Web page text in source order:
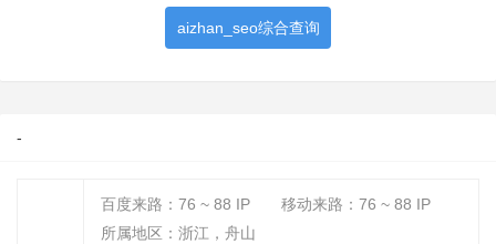
aizhan_seo综合查询
-
百度来路： 76 ~ 88 IP 移动来路： 76 ~ 88 IP
所属地区：浙江，舟山